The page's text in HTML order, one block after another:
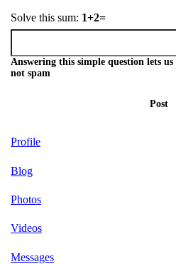
Solve this sum: 1+2=
Answering this simple question lets
not spam
Post
Profile
Blog
Photos
Videos
Messages